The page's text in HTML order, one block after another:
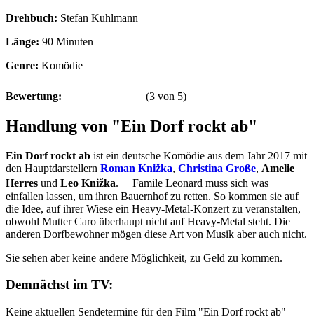
Drehbuch: Stefan Kuhlmann
Länge: 90 Minuten
Genre: Komödie
Bewertung: (3 von 5)
Handlung von "Ein Dorf rockt ab"
Ein Dorf rockt ab ist ein deutsche Komödie aus dem Jahr 2017 mit
den Hauptdarstellern Roman Knižka, Christina Große, Amelie
Herres und Leo Knižka. Famile Leonard muss sich was
einfallen lassen, um ihren Bauernhof zu retten. So kommen sie auf
die Idee, auf ihrer Wiese ein Heavy-Metal-Konzert zu veranstalten,
obwohl Mutter Caro überhaupt nicht auf Heavy-Metal steht. Die
anderen Dorfbewohner mögen diese Art von Musik aber auch nicht.
Sie sehen aber keine andere Möglichkeit, zu Geld zu kommen.
Demnächst im TV:
Keine aktuellen Sendetermine für den Film "Ein Dorf rockt ab"